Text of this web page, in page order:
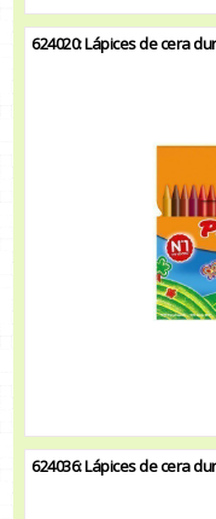
624020: Lápices de cera
624036: Lápices de cera